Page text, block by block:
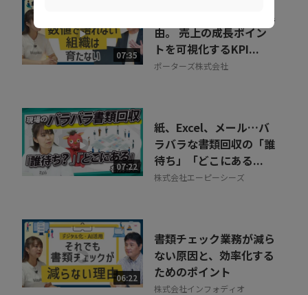
07:35
組織が育たない本当の理
由。 売上の成長ポイン
トを可視化するKPI...
ポーターズ株式会社
07:22
紙、Excel、メール…バ
ラバラな書類回収の「誰
待ち」「どこにある...
株式会社エーピーシーズ
06:22
書類チェック業務が減ら
ない原因と、効率化する
ためのポイント
株式会社インフォディオ